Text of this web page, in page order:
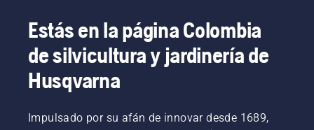
cómo
funciona.
y gíralo
con la
mano o
necesario.
Estás en la página Colombia
de silvicultura y jardinería de
Husqvarna
Impulsado por su afán de innovar desde 1689,